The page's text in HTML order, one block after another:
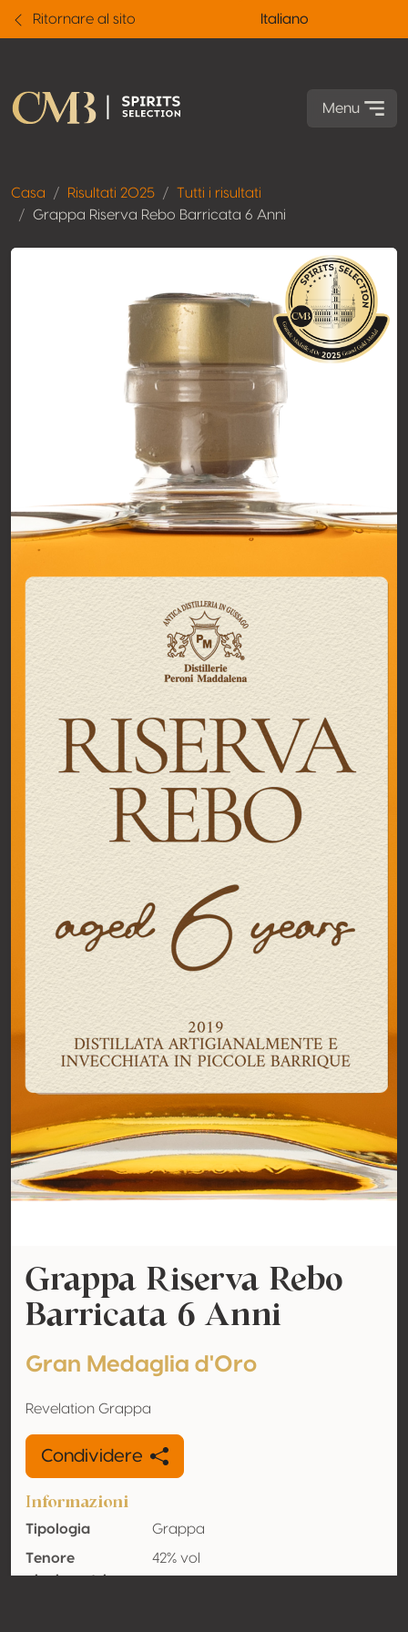
Ritornare al sito Italiano
Menu
Casa Risultati 2025
Tutti i risultati
Grappa Riserva Rebo Barricata 6 Anni
Grappa Riserva Rebo
Barricata 6 Anni
Gran Medaglia d'Oro
Revelation Grappa
Condividere
Informazioni
Tipologia
Grappa
Tenore
alcolometrico
42% vol